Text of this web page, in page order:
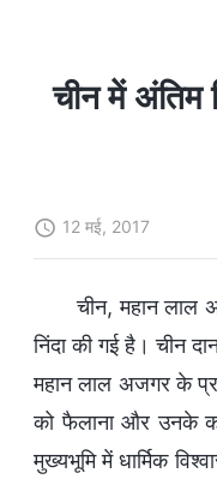
चीन में अंतिम
12 मई, 2017
चीन, महान लाल
निंदा की गई है। चीन
महान लाल अजगर के
को फैलाना और उनके
मुख्यभूमि में धार्मिक